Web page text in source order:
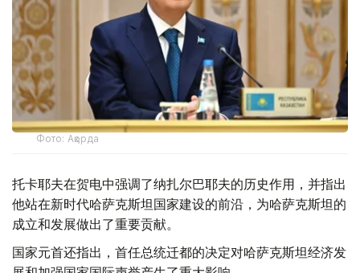
Фото: Ақорда
托卡耶夫在贺电中强调了纳扎尔巴耶夫的历史作用，并指出
他站在新时代哈萨克斯坦国家建设的前沿，为哈萨克斯坦的
成立和发展做出了重要贡献。
国家元首还指出，首任总统迁都的决定对哈萨克斯坦经济发